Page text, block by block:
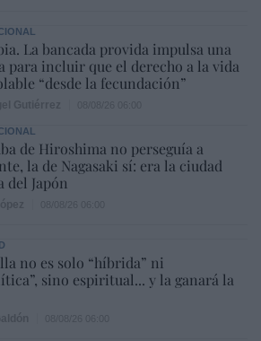
La bancada provida impulsa una
para incluir que el derecho a la vida
“desde la fecundación”
de Hiroshima no perseguía a
la de Nagasaki sí: era la ciudad
del Japón
no es solo “híbrida” ni
sino espiritual... y la ganará la